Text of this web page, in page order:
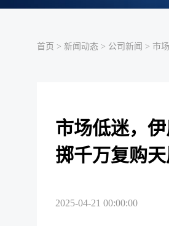
首页 > 新闻动态 > 公司新闻 > 市
市场低迷，
掷千万复购
2025-04-21 00:00:00